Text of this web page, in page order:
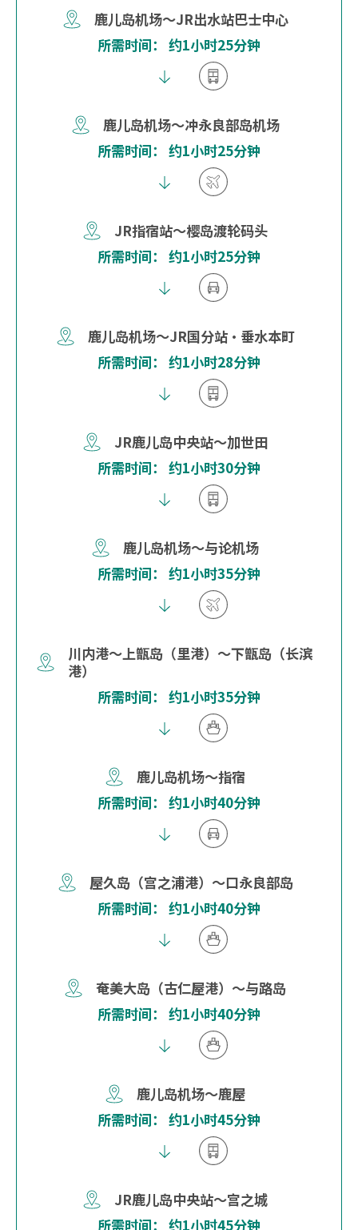
鹿儿岛机场～JR出水站巴士中心
所需时间： 约1小时25分钟
鹿儿岛机场～冲永良部岛机场
所需时间： 约1小时25分钟
JR指宿站～樱岛渡轮码头
所需时间： 约1小时25分钟
鹿儿岛机场～JR国分站・垂水本町
所需时间： 约1小时28分钟
JR鹿儿岛中央站～加世田
所需时间： 约1小时30分钟
鹿儿岛机场～与论机场
所需时间： 约1小时35分钟
川内港～上甑岛（里港）～下甑岛（长滨
港）
所需时间： 约1小时35分钟
鹿儿岛机场～指宿
所需时间： 约1小时40分钟
屋久岛（宫之浦港）～口永良部岛
所需时间： 约1小时40分钟
奄美大岛（古仁屋港）～与路岛
所需时间： 约1小时40分钟
鹿儿岛机场～鹿屋
所需时间： 约1小时45分钟
JR鹿儿岛中央站～宫之城
所需时间： 约1小时45分钟